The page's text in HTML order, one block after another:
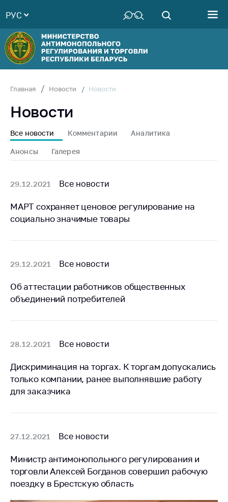
Руководство
Структура
Министерства
Территориальные
Законодательство
Антикоррупционная
деятельность
совет
Соискателям
Награждения
товарная биржа
жизнь
геральдические
5 лет МАРТ
Деятельность
Антимонопольное
регулирование и
Торговля и услуги
Регулирование и
РУС
Главная Новости Новости
Новости
Все новости Комментарии Аналитика
Анонсы Галерея
29.12.2021 Все новости
МАРТ сохраняет ценовое регулирование на
социально значимые товары
29.12.2021 Все новости
Об аттестации работников общественных
объединений потребителей
28.12.2021 Все новости
Дискриминация на торгах. К торгам допускались
только компании, ранее выполнявшие работу
для заказчика
27.12.2021 Все новости
Министр антимонопольного регулирования и
торговли Алексей Богданов совершил рабочую
поездку в Брестскую область